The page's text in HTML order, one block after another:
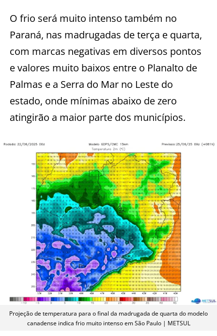
O frio será muito intenso também no
Paraná, nas madrugadas de terça e quarta,
com marcas negativas em diversos pontos
e valores muito baixos entre o Planalto de
Palmas e a Serra do Mar no Leste do
estado, onde mínimas abaixo de zero
atingirão a maior parte dos municípios.
Projeção de temperatura para o final da madrugada de quarta do modelo
canadense indica frio muito intenso em São Paulo | METSUL